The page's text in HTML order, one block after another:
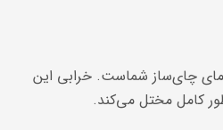
چای‌ساز شماست. خرابی این
کامل مختل می‌کند.